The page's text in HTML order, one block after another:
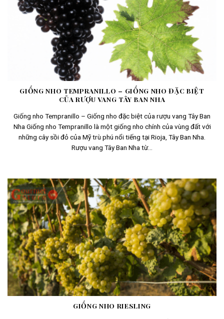
GIỐNG NHO TEMPRANILLO – GIỐNG NHO ĐẶC BIỆT
CỦA RƯỢU VANG TÂY BAN NHA
Giống nho Tempranillo – Giống nho đặc biệt của rượu vang Tây Ban
Nha Giống nho Tempranillo là một giống nho chính của vùng đất với
những cây sồi đỏ của Mỹ trù phú nổi tiếng tại Rioja, Tây Ban Nha.
Rượu vang Tây Ban Nha từ...
GIỐNG NHO RIESLING